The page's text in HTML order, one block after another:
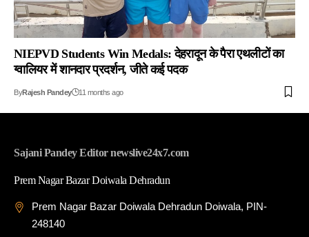
NIEPVD Students Win Medals: देहरादून के पैरा एथलीटों का
ग्वालियर में शानदार प्रदर्शन, जीते कई पदक
ByRajesh Pandey 11 months ago
Sajani Pandey Editor newslive24x7.com
Prem Nagar Bazar Doiwala Dehradun
Prem Nagar Bazar Doiwala Dehradun Doiwala, PIN-
248140